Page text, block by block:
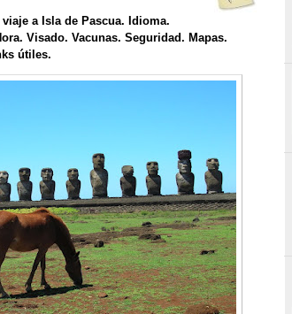
a Isla de Pascua. Idioma.
Visado. Vacunas. Seguridad. Mapas.
útiles.